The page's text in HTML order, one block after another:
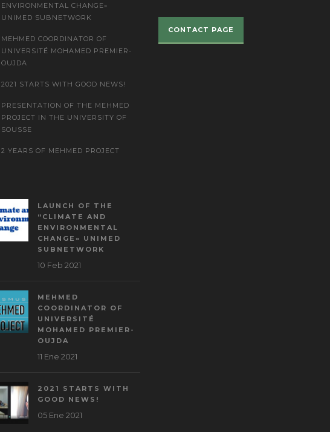
ENVIRONMENTAL CHANGE»
UNIMED SUBNETWORK
MEHMED COORDINATOR OF
UNIVERSITÉ MOHAMED PREMIER-
OUJDA
2021 STARTS WITH GOOD NEWS!
PRESENTATION OF THE MEHMED
PROJECT IN THE UNIVERSITY OF
SOUSSE
2 YEARS OF MEHMED PROJECT
LAUNCH OF THE
“CLIMATE AND
ENVIRONMENTAL
CHANGE» UNIMED
SUBNETWORK
10 Feb 2021
MEHMED
COORDINATOR OF
UNIVERSITÉ
MOHAMED PREMIER-
OUJDA
11 Ene 2021
2021 STARTS WITH
GOOD NEWS!
05 Ene 2021
CONTACT PAGE